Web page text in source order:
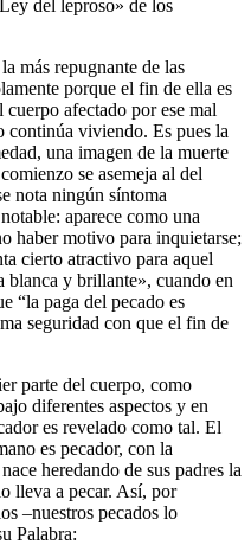
del leproso» de los
más repugnante de las
porque el fin de ella es
afectado por ese mal
continúa viviendo. Es pues la
una imagen de la muerte
se asemeja al del
nota ningún síntoma
aparece como una
haber motivo para inquietarse;
cierto atractivo para aquel
blanca y brillante», cuando en
“la paga del pecado es
seguridad con que el fin de
parte del cuerpo, como
diferentes aspectos y en
es revelado como tal. El
es pecador, con la
heredando de sus padres la
lleva a pecar. Así, por
–nuestros pecados lo
Palabra: